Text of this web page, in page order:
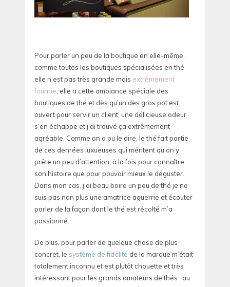
Pour parler un peu de la boutique en elle-même,
comme toutes les boutiques spécialisées en thé
elle n’est pas très grande mais extrêmement
fournie , elle a cette ambiance spéciale des
boutiques de thé et dès qu’un des gros pot est
ouvert pour servir un client, une délicieuse odeur
s’en échappe et j’ai trouvé ça extrêmement
agréable. Comme on a pu le dire, le thé fait partie
de ces denrées luxueuses qui méritent qu’on y
prête un peu d’attention, à la fois pour connaître
son histoire que pour pouvoir mieux le déguster.
Dans mon cas, j’ai beau boire un peu de thé je ne
suis pas non plus une amatrice aguerrie et écouter
parler de la façon dont le thé est récolté m’a
passionné.
De plus, pour parler de quelque chose de plus
concret, le système de fidélité de la marque m’était
totalement inconnu et est plutôt chouette et très
intéressant pour les grands amateurs de thés : au